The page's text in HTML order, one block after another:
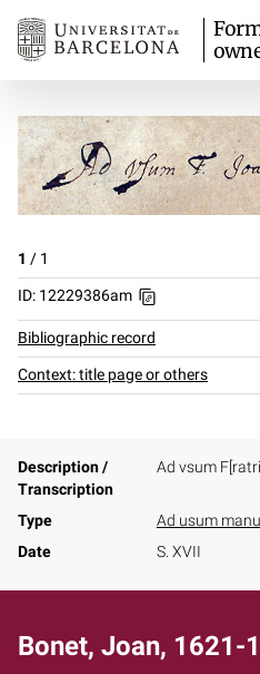
1 / 1
ID: 12229386am
Bibliographic record
Context: title page or others
Description /
Transcription
Ad vsum
Type
Ad usum
Date
S. XVII
Bonet, Joan, 1621-